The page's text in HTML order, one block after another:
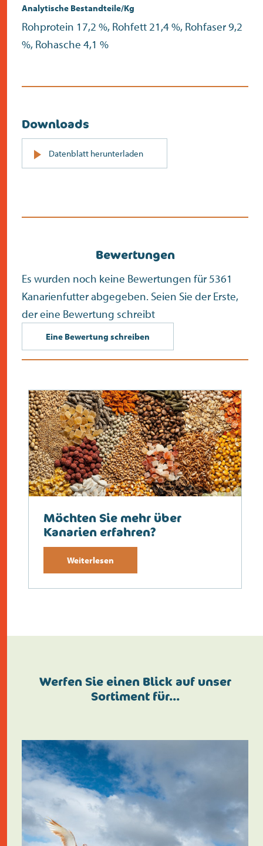
Analytische Bestandteile/Kg
Rohprotein 17,2 %, Rohfett 21,4 %, Rohfaser 9,2
%, Rohasche 4,1 %
Downloads
Datenblatt herunterladenPDF
(öffnet
Bewertungen
Es wurden noch keine Bewertungen für 5361
Kanarienfutter abgegeben. Seien Sie der Erste,
der eine Bewertung schreibt
Eine Bewertung schreiben
Möchten Sie mehr über
Kanarien erfahren?
Weiterlesen
Werfen Sie einen Blick auf unser
Sortiment für…